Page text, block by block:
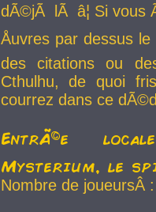
dÃ©jÃ lÃ â¦ Si vous
Åuvres par dessus
des citations ou
Cthulhu, de quoi
courrez dans ce
EntrÃ©e
Mysterium, le
Nombre de